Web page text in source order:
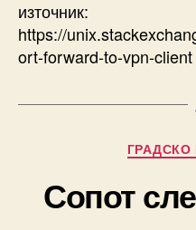
източник:
https://
ort-forward-to-vpn-client
ГРАДСКО
Сопот